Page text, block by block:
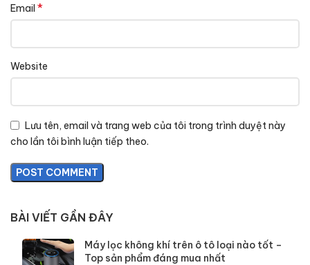
Email *
Website
Lưu tên, email và trang web của tôi trong trình duyệt này
cho lần tôi bình luận tiếp theo.
BÀI VIẾT GẦN ĐÂY
Máy lọc không khí trên ô tô loại nào tốt –
Top sản phẩm đáng mua nhất